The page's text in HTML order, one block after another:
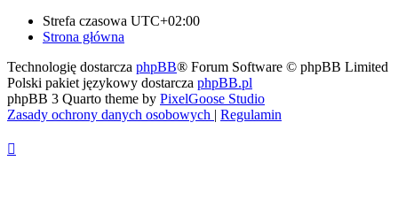
Strefa czasowa UTC+02:00
Strona główna
Technologię dostarcza phpBB® Forum Software © phpBB Limited
Polski pakiet językowy dostarcza phpBB.pl
phpBB 3 Quarto theme by PixelGoose Studio
Zasady ochrony danych osobowych | Regulamin